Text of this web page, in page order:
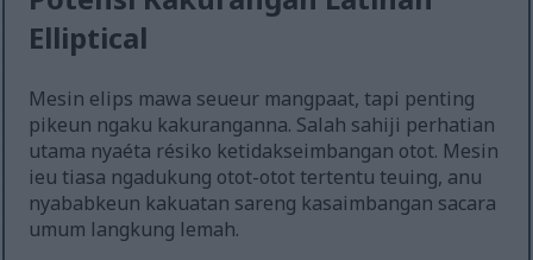
Elliptical
Mesin elips mawa seueur mangpaat, tapi penting
pikeun ngaku kakuranganna. Salah sahiji perhatian
utama nyaéta résiko ketidakseimbangan otot. Mesin
ieu tiasa ngadukung otot-otot tertentu teuing, anu
nyababkeun kakuatan sareng kasaimbangan sacara
umum langkung lemah.